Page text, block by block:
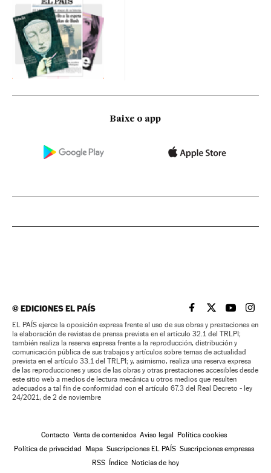
Baixe o app
©EDICIONES EL PAÍS EL PAÍS BRASIL EN
EL PAÍSEL PAÍS
EL
EL PAÍS ejerce la oposición expresa frente al uso de sus obras y prestaciones en
la elaboración de revistas de prensa prevista en el artículo 32.1 del TRLPI;
también realiza la reserva expresa frente a la reproducción, distribución y
comunicación pública de sus trabajos y artículos sobre temas de actualidad
prevista en el artículo 33.1 del TRLPI; y, asimismo, realiza una reserva expresa
de las reproducciones y usos de las obras y otras prestaciones accesibles desde
este sitio web a medios de lectura mecánica u otros medios que resulten
adecuados a tal fin de conformidad con el artículo 67.3 del Real Decreto - ley
24/2021, de 2 de noviembre
Contacto Venta de contenidos Aviso legal
Política cookies
Política de privacidad
Mapa Suscripciones EL PAÍS Suscripciones empresas
RSS
Índice Noticias de hoy